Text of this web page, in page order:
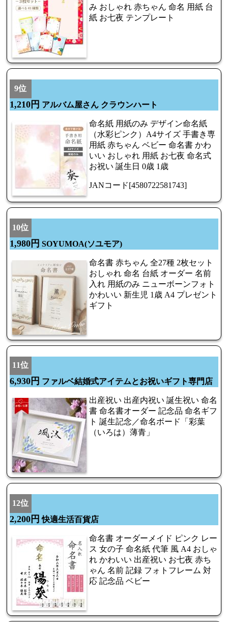
み おしゃれ 赤ちゃん 命名 用紙 台
紙 お七夜 テンプレート
9位
1,210円 アルバム屋さん クラウンハート
命名紙 用紙のみ デザイン命名紙
（水彩ピンク）A4サイズ 手書き専
用紙 赤ちゃん ベビー 命名書 かわ
いい おしゃれ 用紙 お七夜 命名式
お祝い 誕生日 0歳 1歳
JANコード[4580722581743]
10位
1,980円 SOYUMOA(ソユモア)
命名書 赤ちゃん 全27種 2枚セット
おしゃれ 命名 台紙 オーダー 名前
入れ 用紙のみ ニューボーンフォト
かわいい 新生児 1歳 A4 プレゼント
ギフト
11位
6,930円 ファルベ結婚式アイテムとお祝いギフト専門店
出産祝い 出産内祝い 誕生祝い 命名
書 命名書オーダー 記念品 命名ギフ
ト 誕生記念／命名ボード「彩葉
（いろは）薄青」
12位
2,200円 快適生活百貨店
命名書 オーダーメイド ピンク レー
ス 女の子 命名紙 代筆 風 A4 おしゃ
れ かわいい 出産祝い お七夜 赤ち
ゃん 名前 記録 フォトフレーム 対
応 記念品 ベビー